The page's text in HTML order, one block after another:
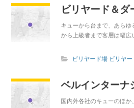
ビリヤード＆
キューから台まで、あら
から上級者まで客層は幅広
ビリヤード場 ビリヤ
ベルインターナ
国内外各社のキューのほ